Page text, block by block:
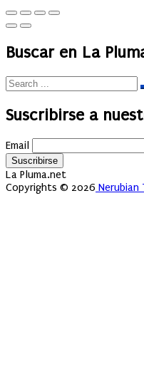
Buscar en La
Suscribirse a
Email
La Pluma.net
Copyrights © 2026 Nerubian